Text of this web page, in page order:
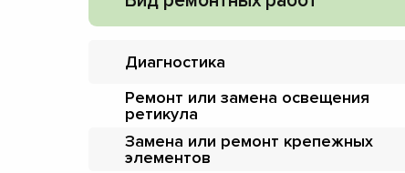
Диагностика
Ремонт или замена освещения
ретикула
Замена или ремонт крепежных
элементов